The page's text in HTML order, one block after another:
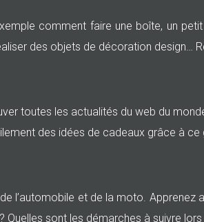
comment faire une boîte, un
des objets de décoration design…
toutes les actualités du web du
des idées de cadeaux grâce à
l’automobile et de la moto.
Quelles sont les démarches à suivre lors